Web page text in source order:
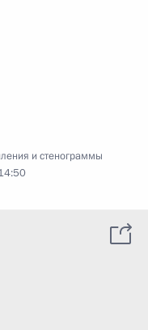
и стенограммы